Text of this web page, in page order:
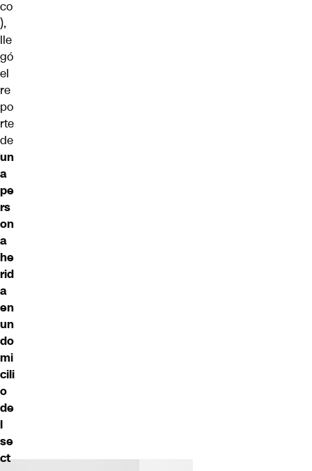
co
),
lle
gó
el
re
po
rte
de
un
a
pe
rs
on
a
he
rid
a
en
un
do
mi
cili
o
de
l
se
ct